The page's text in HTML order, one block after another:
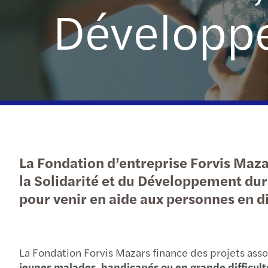
En savoir plus
La Fondation d’entreprise Forvis
la Solidarité et du Développement
pour venir en aide aux personnes en
La Fondation Forvis Mazars finance des projets